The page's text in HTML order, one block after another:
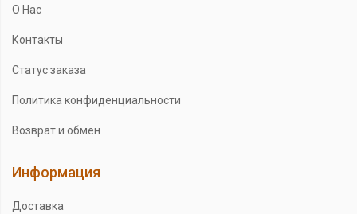
О Нас
Контакты
Статус заказа
Политика конфиденциальности
Возврат и обмен
Информация
Доставка